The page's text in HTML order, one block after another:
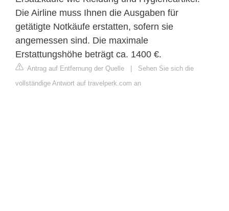
Die Airline muss Ihnen die Ausgaben für
getätigte Notkäufe erstatten, sofern sie
angemessen sind. Die maximale
Erstattungshöhe beträgt ca. 1400 €.
Antrag auf Entfernung der Quelle
Sehen Sie sich die
vollständige Antwort auf travelperk.com an